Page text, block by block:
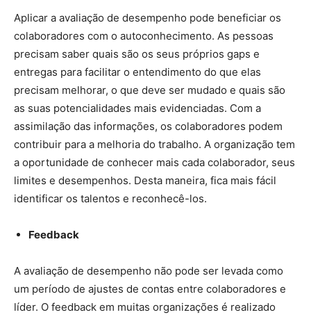
Aplicar a avaliação de desempenho pode beneficiar os
colaboradores com o autoconhecimento. As pessoas
precisam saber quais são os seus próprios gaps e
entregas para facilitar o entendimento do que elas
precisam melhorar, o que deve ser mudado e quais são
as suas potencialidades mais evidenciadas. Com a
assimilação das informações, os colaboradores podem
contribuir para a melhoria do trabalho. A organização tem
a oportunidade de conhecer mais cada colaborador, seus
limites e desempenhos. Desta maneira, fica mais fácil
identificar os talentos e reconhecê-los.
Feedback
A avaliação de desempenho não pode ser levada como
um período de ajustes de contas entre colaboradores e
líder. O feedback em muitas organizações é realizado